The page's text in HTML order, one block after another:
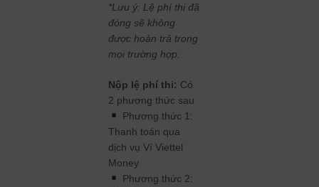
*Lưu ý: Lệ phí thi đã
đóng sẽ không
được hoàn trả trong
mọi trường hợp.
Nộp lệ phí thi: Có
2 phương thức sau
Phương thức 1:
Thanh toán qua
dịch vụ Ví Viettel
Money
Phương thức 2: